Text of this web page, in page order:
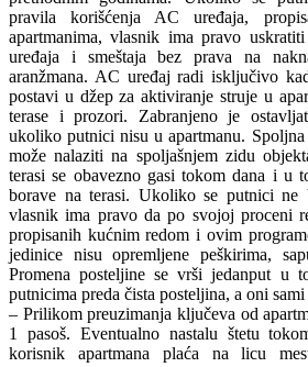
pravila korišćenja AC uređaja,
apartmanima, vlasnik ima pravo
uređaja i smeštaja bez prava na
aranžmana. AC uređaj radi isključivo
postavi u džep za aktiviranje struje u
terase i prozori. Zabranjeno je
ukoliko putnici nisu u apartmanu.
može nalaziti na spoljašnjem zidu
terasi se obavezno gasi tokom dana i u
borave na terasi. Ukoliko se putnici ne
vlasnik ima pravo da po svojoj proceni
propisanih kućnim redom i ovim
jedinice nisu opremljene peškirima,
Promena posteljine se vrši jedanput u
putnicima preda čista posteljina, a oni
– Prilikom preuzimanja ključeva od
1 pasoš. Eventualno nastalu štetu
korisnik apartmana plaća na licu